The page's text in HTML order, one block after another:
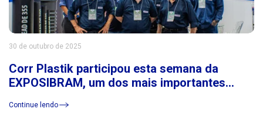
30 de outubro de 2025
Corr Plastik participou esta semana da
EXPOSIBRAM, um dos mais importantes
Latina
Continue lendo